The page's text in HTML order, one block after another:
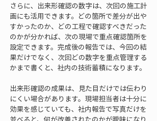
さらに、出来形確認の数字は、次回の施工計
画にも活用できます。どの箇所で差分が出や
すかったのか、どの工程で確認すべきだった
のかが分かれば、次の現場で重点確認箇所を
設定できます。完成後の報告では、今回の結
果だけでなく、次回どの数字を重点管理する
かまで書くと、社内の技術蓄積になります。
出来形確認の成果は、見た目だけでは伝わり
にくい場合があります。現場担当者は十分に
効果を感じていても、社内報告で写真だけを
並べると、何が改善されたのかが曖昧になり